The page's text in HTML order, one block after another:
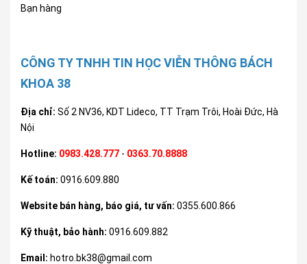
Bạn hàng
CÔNG TY TNHH TIN HỌC VIỄN THÔNG BÁCH
KHOA 38
Địa chỉ: Số 2 NV36, KDT Lideco, TT Trạm Trôi, Hoài Đức, Hà
Nội
Hotline: 0983.428.777 - 0363.70.8888
Kế toán: 0916.609.880
Website bán hàng, báo giá, tư vấn: 0355.600.866
Kỹ thuật, bảo hành: 0916.609.882
Email: hotro.bk38@gmail.com